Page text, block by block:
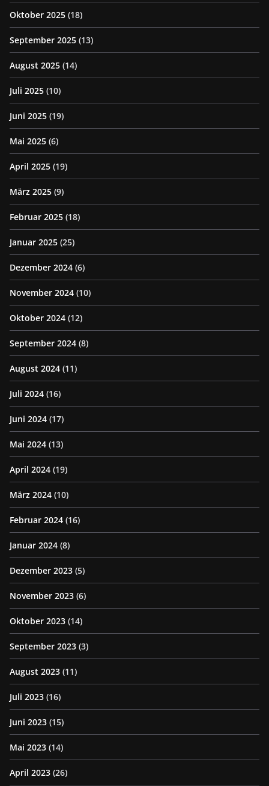
Oktober 2025 (18)
September 2025 (13)
August 2025 (14)
Juli 2025 (10)
Juni 2025 (19)
Mai 2025 (6)
April 2025 (19)
März 2025 (9)
Februar 2025 (18)
Januar 2025 (25)
Dezember 2024 (6)
November 2024 (10)
Oktober 2024 (12)
September 2024 (8)
August 2024 (11)
Juli 2024 (16)
Juni 2024 (17)
Mai 2024 (13)
April 2024 (19)
März 2024 (10)
Februar 2024 (16)
Januar 2024 (8)
Dezember 2023 (5)
November 2023 (6)
Oktober 2023 (14)
September 2023 (3)
August 2023 (11)
Juli 2023 (16)
Juni 2023 (15)
Mai 2023 (14)
April 2023 (26)